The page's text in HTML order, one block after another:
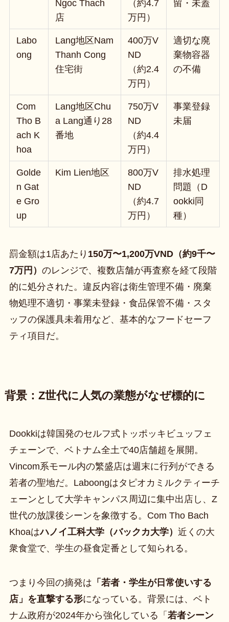
Ngoc Thach
店
（約4.7
万円）
留・未蓋
Labo
ong
Lang地区Nam
Thanh Cong
住宅街
400万V
ND
（約2.4
万円）
適切な廃
棄物容器
の不備
Com
Tho B
ach K
hoa
Lang地区Chu
a Lang通り28
番地
750万V
ND
（約4.4
万円）
事業登録
未届
Golde
n Gat
e Gro
up
Kim Lien地区
800万V
ND
（約4.7
万円）
排水処理
問題（D
ookki同
種）
罰金額は1店あたり 150万〜1,200万VND（約9千〜
7万円） のレンジで、複数店舗が再査察を経て段階
的に処分された。違反内容は衛生管理不備・廃棄
物処理不適切・事業未登録・食品保管不備・スタ
ッフの保護具未着用など、基本的なフードセーフ
ティ項目だ。
背景：Z世代に人気の業態がなぜ標的に
Dookkiは韓国発のセルフ式トッポッキビュッフェ
チェーンで、ベトナム全土で40店舗超を展開。
Vincom系モール内の繁盛店は週末に行列ができる
若者の聖地だ。Laboongはタピオカミルクティーチ
ェーンとして大学キャンパス周辺に集中出店し、Z
世代の放課後シーンを象徴する。Com Tho Bach
Khoaはハノイ工科大学（バックカ大学） 近くの大
衆食堂で、学生の昼食定番として知られる。
つまり今回の摘発は 「若者・学生が日常使いする
店」を直撃する形になっている。背景には、ベト
ナム政府が2024年から強化している「 若者シーン